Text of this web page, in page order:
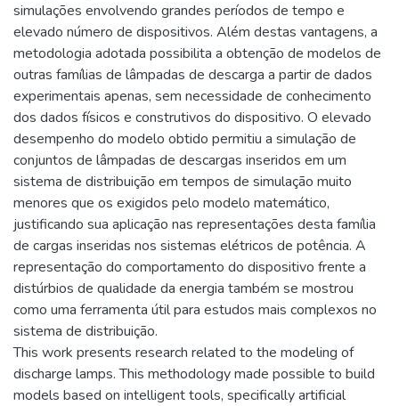
simulações envolvendo grandes períodos de tempo e
elevado número de dispositivos. Além destas vantagens, a
metodologia adotada possibilita a obtenção de modelos de
outras famílias de lâmpadas de descarga a partir de dados
experimentais apenas, sem necessidade de conhecimento
dos dados físicos e construtivos do dispositivo. O elevado
desempenho do modelo obtido permitiu a simulação de
conjuntos de lâmpadas de descargas inseridos em um
sistema de distribuição em tempos de simulação muito
menores que os exigidos pelo modelo matemático,
justificando sua aplicação nas representações desta família
de cargas inseridas nos sistemas elétricos de potência. A
representação do comportamento do dispositivo frente a
distúrbios de qualidade da energia também se mostrou
como uma ferramenta útil para estudos mais complexos no
sistema de distribuição.
This work presents research related to the modeling of
discharge lamps. This methodology made possible to build
models based on intelligent tools, specifically artificial